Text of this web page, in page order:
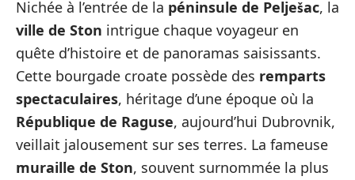
Nichée à l’entrée de la péninsule de Pelješac, la
ville de Ston intrigue chaque voyageur en
quête d’histoire et de panoramas saisissants.
Cette bourgade croate possède des remparts
spectaculaires, héritage d’une époque où la
République de Raguse, aujourd’hui Dubrovnik,
veillait jalousement sur ses terres. La fameuse
muraille de Ston, souvent surnommée la plus